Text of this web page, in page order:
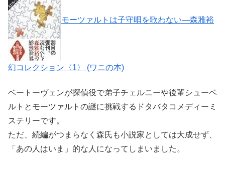
モーツァルトは子守唄を歌わない―森雅裕
幻コレクション〈1〉 (ワニの本)
ベートーヴェンが探偵役で弟子チェルニーや後輩シューベ
ルトとモーツァルトの謎に挑戦するドタバタコメディーミ
ステリーです。
ただ、続編がつまらなく森氏も小説家としては大成せず、
「あの人はいま」的な人になってしまいました。